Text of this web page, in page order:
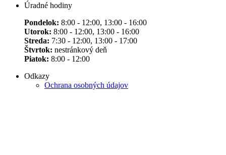
Úradné hodiny
Pondelok: 8:00 - 12:00, 13:00 - 16:00
Utorok: 8:00 - 12:00, 13:00 - 16:00
Streda: 7:30 - 12:00, 13:00 - 17:00
Štvrtok: nestránkový deň
Piatok: 8:00 - 12:00
Odkazy
Ochrana osobných údajov